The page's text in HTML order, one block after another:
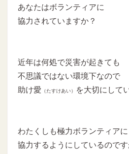
あなたはボランティアに
協力されていますか？
近年は何処で災害が起きても
不思議ではない環境下なので
助け愛 （たすけあい） を大切にして
わたくしも極力ボランティアに
協力するようにしているので